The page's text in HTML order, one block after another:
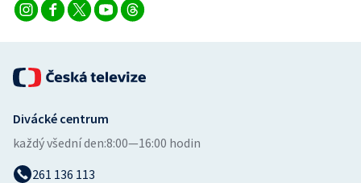
Vodní slalom
Divácké centrum
každý všední den:8:00—16:00 hodin
261 136 113